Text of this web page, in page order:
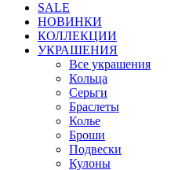
SALE
НОВИНКИ
КОЛЛЕКЦИИ
УКРАШЕНИЯ
Все украшения
Кольца
Серьги
Браслеты
Колье
Броши
Подвески
Кулоны